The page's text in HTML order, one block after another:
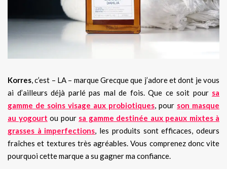
Korres, c’est – LA – marque Grecque que j’adore et dont je vous
ai d’ailleurs déjà parlé pas mal de fois. Que ce soit pour sa
gamme de soins visage aux probiotiques, pour son masque
au yogourt ou pour sa gamme destinée aux peaux mixtes à
grasses à imperfections, les produits sont efficaces, odeurs
fraîches et textures très agréables. Vous comprenez donc vite
pourquoi cette marque a su gagner ma confiance.